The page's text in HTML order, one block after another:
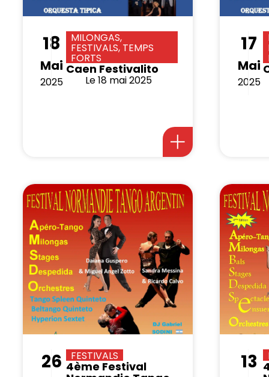
18
Mai
2025
MILONGAS,
FESTIVALS, TEMPS
FORTS
Caen Festivalito
Le 18 mai 2025
17
Mai
2025
26 FESTIVALS
4ème Festival 13